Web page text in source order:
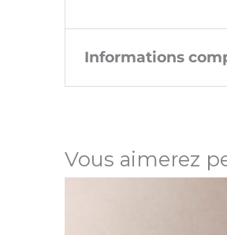
Informations
Prix TTC au
kilo
Vous aimerez